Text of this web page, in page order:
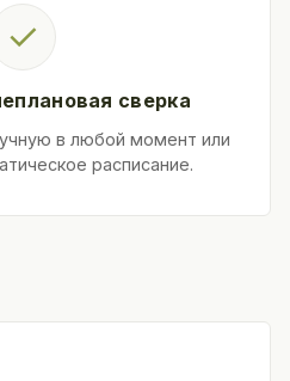
✓
сверка
в любой момент или
расписание.